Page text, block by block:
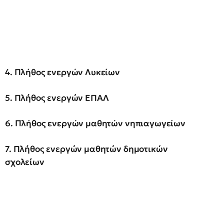
4. Πλήθος ενεργών Λυκείων
5. Πλήθος ενεργών ΕΠΑΛ
6. Πλήθος ενεργών μαθητών νηπιαγωγείων
7. Πλήθος ενεργών μαθητών δημοτικών
σχολείων